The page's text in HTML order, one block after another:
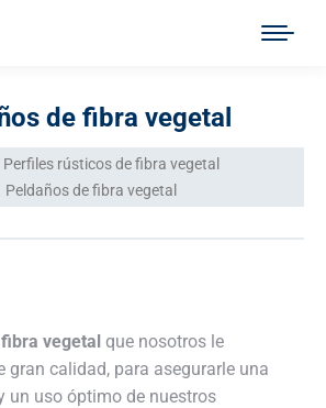
de fibra vegetal
Perfiles rústicos de fibra vegetal
Peldaños de fibra vegetal
vegetal que nosotros le
gran calidad, para asegurarle una
un uso óptimo de nuestros